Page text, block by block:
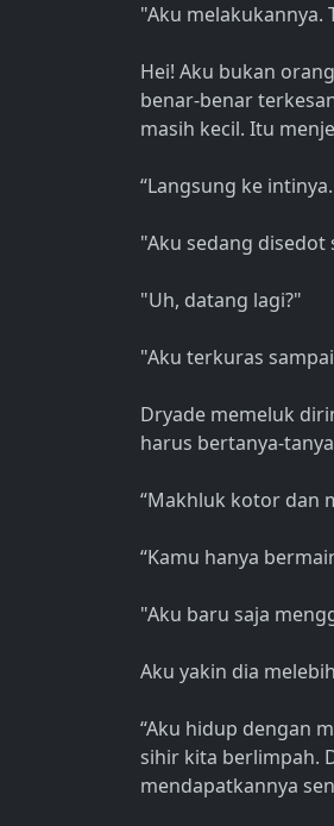
"Aku melakukannya.
Hei! Aku bukan
benar-benar
masih kecil. Itu
“Langsung ke
"Aku sedang disedot
"Uh, datang lagi?"
"Aku terkuras
Dryade memeluk
harus bertanya-
“Makhluk kotor dan
“Kamu hanya
"Aku baru saja
Aku yakin dia
“Aku hidup dengan
sihir kita berlimpah.
mendapatkannya